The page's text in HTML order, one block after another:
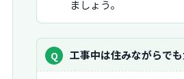
ましょう。
質
問：
工事中は住みながらで